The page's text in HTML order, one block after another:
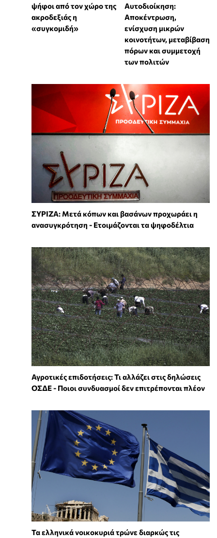
ψήφοι από τον χώρο της
ακροδεξιάς η
«συγκομιδή»
Αυτοδιοίκηση:
Αποκέντρωση,
ενίσχυση μικρών
κοινοτήτων, μεταβίβαση
πόρων και συμμετοχή
των πολιτών
ΣΥΡΙΖΑ: Μετά κόπων και βασάνων προχωράει η
ανασυγκρότηση - Ετοιμάζονται τα ψηφοδέλτια
Αγροτικές επιδοτήσεις: Τι αλλάζει στις δηλώσεις
ΟΣΔΕ - Ποιοι συνδυασμοί δεν επιτρέπονται πλέον
Τα ελληνικά νοικοκυριά τρώνε διαρκώς τις